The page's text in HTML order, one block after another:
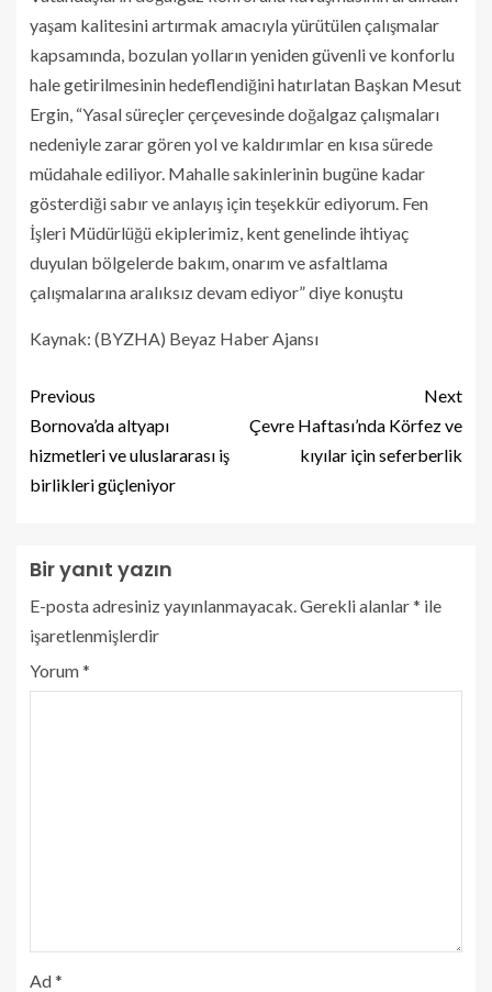
yaşam kalitesini artırmak amacıyla yürütülen çalışmalar
kapsamında, bozulan yolların yeniden güvenli ve konforlu
hale getirilmesinin hedeflendiğini hatırlatan Başkan Mesut
Ergin, “Yasal süreçler çerçevesinde doğalgaz çalışmaları
nedeniyle zarar gören yol ve kaldırımlar en kısa sürede
müdahale ediliyor. Mahalle sakinlerinin bugüne kadar
gösterdiği sabır ve anlayış için teşekkür ediyorum. Fen
İşleri Müdürlüğü ekiplerimiz, kent genelinde ihtiyaç
duyulan bölgelerde bakım, onarım ve asfaltlama
çalışmalarına aralıksız devam ediyor” diye konuştu
Kaynak: (BYZHA) Beyaz Haber Ajansı
Previous
Bornova’da altyapı
hizmetleri ve uluslararası iş
birlikleri güçleniyor
Next
Çevre Haftası’nda Körfez ve
kıyılar için seferberlik
Bir yanıt yazın
E-posta adresiniz yayınlanmayacak. Gerekli alanlar* ile
işaretlenmişlerdir
Yorum*
Ad*